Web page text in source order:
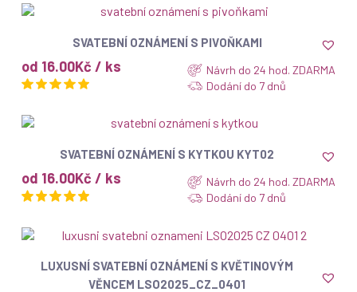
ZOBRAZIT
SVATEBNÍ OZNÁMENÍ S PIVOŇKAMI
od 16.00Kč / ks
Návrh do 24 hod. ZDARMA
Dodání do 7 dnů
ZOBRAZIT
SVATEBNÍ OZNÁMENÍ S KYTKOU KYT02
od 16.00Kč / ks
Návrh do 24 hod. ZDARMA
Dodání do 7 dnů
ZOBRAZIT
LUXUSNÍ SVATEBNÍ OZNÁMENÍ S KVĚTINOVÝM
VĚNCEM LSO2025_CZ_0401